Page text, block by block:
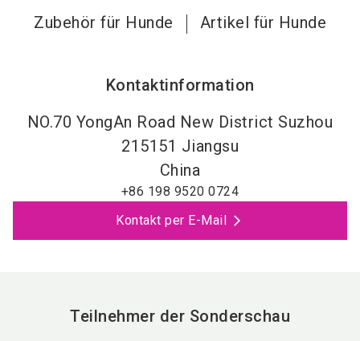
Zubehör für Hunde
Artikel für Hunde
Kontaktinformation
NO.70 YongAn Road New District Suzhou
215151 Jiangsu
China
+86 198 9520 0724
Kontakt per E-Mail
Teilnehmer der Sonderschau